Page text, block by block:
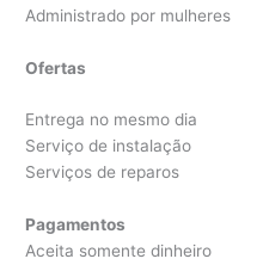
Administrado por mulheres
Ofertas
Entrega no mesmo dia
Serviço de instalação
Serviços de reparos
Pagamentos
Aceita somente dinheiro